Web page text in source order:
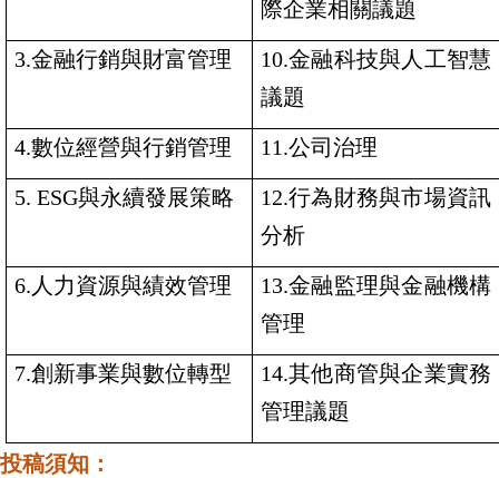
際企業相關議題
3.金融行銷與財富管理 10.金融科技與人工智慧
議題
4.數位經營與行銷管理 11.公司治理
5. ESG與永續發展策略 12.行為財務與市場資訊
分析
6. 人力資源與績效管理 13.金融監理與金融機構
管理
7.創新事業與數位轉型 14.其他商管與企業實務
管理議題
投稿須知 ：